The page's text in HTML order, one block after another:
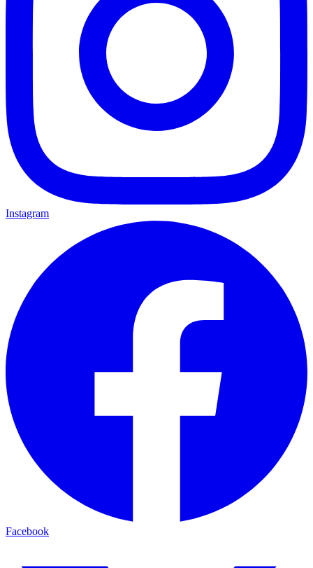
Instagram
Facebook